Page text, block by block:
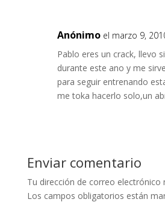
Anónimo el marzo 9,
Pablo eres un crack, llevo
durante este ano y me
para seguir entrenando
me toka hacerlo solo,un
Enviar comentario
Tu dirección de correo electrónico
Los campos obligatorios están